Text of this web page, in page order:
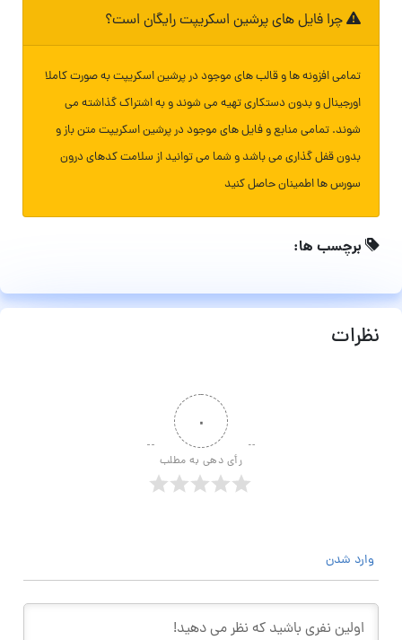
چرا فایل های پرشین اسکریپت رایگان است؟
تمامی افزونه ها و قالب های موجود در پرشین اسکریپت به صورت کاملا
اورجینال و بدون دستکاری تهیه می شوند و به اشتراک گذاشته می
شوند. تمامی منابع و فایل های موجود در پرشین اسکریپت متن باز و
بدون قفل گذاری می باشد و شما می توانید از سلامت کدهای درون
سورس ها اطمینان حاصل کنید
برچسب ها:
نظرات
۰
رأی دهی به مطلب
وارد شدن